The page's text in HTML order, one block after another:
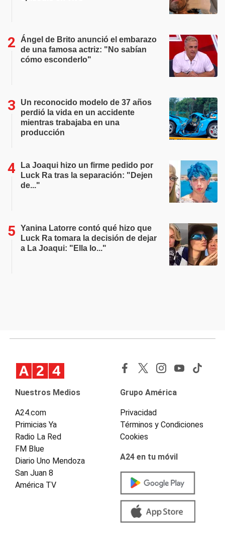
Ángel de Brito anunció el embarazo
de una famosa actriz: "No sabían
cómo esconderlo"
Un reconocido modelo de 37 años
perdió la vida en un accidente
mientras trabajaba en una
producción
La Joaqui hizo un firme pedido por
Luck Ra tras la separación: "Dejen
de..."
Yanina Latorre contó qué hizo que
Luck Ra tomara la decisión de dejar
a La Joaqui: "Ella lo..."
Nuestros Medios
A24.com
Primicias Ya
Radio La Red
FM Blue
Diario Uno Mendoza
San Juan 8
América TV
Grupo América
Privacidad
Términos y Condiciones
Cookies
A24 en tu móvil